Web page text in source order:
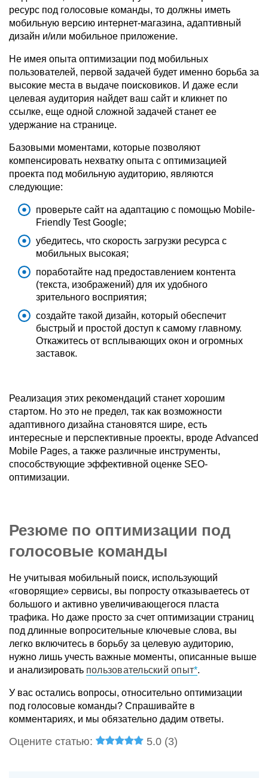
ресурс под голосовые команды, то должны иметь
мобильную версию интернет-магазина, адаптивный
дизайн и/или мобильное приложение.
Не имея опыта оптимизации под мобильных
пользователей, первой задачей будет именно борьба за
высокие места в выдаче поисковиков. И даже если
целевая аудитория найдет ваш сайт и кликнет по
ссылке, еще одной сложной задачей станет ее
удержание на странице.
Базовыми моментами, которые позволяют
компенсировать нехватку опыта с оптимизацией
проекта под мобильную аудиторию, являются
следующие:
проверьте сайт на адаптацию с помощью Mobile-
Friendly Test Google;
убедитесь, что скорость загрузки ресурса с
мобильных высокая;
поработайте над предоставлением контента
(текста, изображений) для их удобного
зрительного восприятия;
создайте такой дизайн, который обеспечит
быстрый и простой доступ к самому главному.
Откажитесь от всплывающих окон и огромных
заставок.
Реализация этих рекомендаций станет хорошим
стартом. Но это не предел, так как возможности
адаптивного дизайна становятся шире, есть
интересные и перспективные проекты, вроде Advanced
Mobile Pages, а также различные инструменты,
способствующие эффективной оценке SEO-
оптимизации.
Резюме по оптимизации под
голосовые команды
Не учитывая мобильный поиск, использующий
«говорящие» сервисы, вы попросту отказываетесь от
большого и активно увеличивающегося пласта
трафика. Но даже просто за счет оптимизации страниц
под длинные вопросительные ключевые слова, вы
легко включитесь в борьбу за целевую аудиторию,
нужно лишь учесть важные моменты, описанные выше
и анализировать пользовательский опыт .
У вас остались вопросы, относительно оптимизации
под голосовые команды? Спрашивайте в
комментариях, и мы обязательно дадим ответы.
Оцените статью: 5.0 (3)